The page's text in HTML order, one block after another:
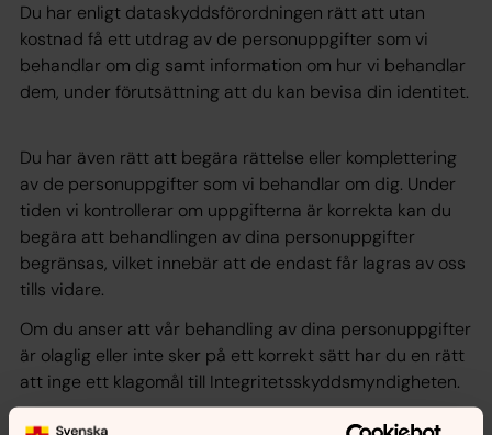
Du har enligt dataskyddsförordningen rätt att utan
kostnad få ett utdrag av de personuppgifter som vi
behandlar om dig samt information om hur vi behandlar
dem, under förutsättning att du kan bevisa din identitet.
Du har även rätt att begära rättelse eller komplettering
av de personuppgifter som vi behandlar om dig. Under
tiden vi kontrollerar om uppgifterna är korrekta kan du
begära att behandlingen av dina personuppgifter
begränsas, vilket innebär att de endast får lagras av oss
tills vidare.
Om du anser att vår behandling av dina personuppgifter
är olaglig eller inte sker på ett korrekt sätt har du en rätt
att inge ett klagomål till Integritetsskyddsmyndigheten.
Vid frågor om vår behandling av dina personuppgifter